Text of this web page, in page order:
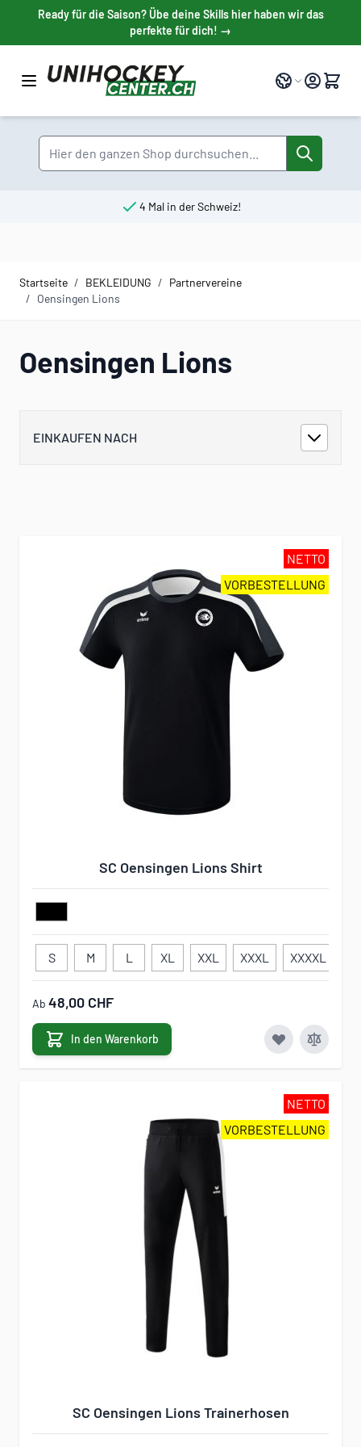
Direkt zum Inhalt
Ready für die Saison? Übe deine Skills hier haben wir das
perfekte für dich! →
Sprache
Suche
4 Mal in der Schweiz!
Startseite / BEKLEIDUNG / Partnervereine
/ Oensingen Lions
Oensingen Lions
EINKAUFEN NACH
NETTO
VORBESTELLUNG
SC Oensingen Lions Shirt
S M L XL XXL XXXL XXXXL
Ab 48,00 CHF
In den Warenkorb
NETTO
VORBESTELLUNG
SC Oensingen Lions Trainerhosen